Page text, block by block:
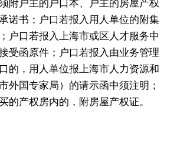
附户主的户口本、户主的房屋产权
诺书；户口若报入用人单位的附集
户口若报入上海市或区人才服务中
受函原件；户口若报入由业务管理
的，用人单位报上海市人力资源和
外国专家局）的请示函中须注明；
的产权房内的，附房屋产权证。